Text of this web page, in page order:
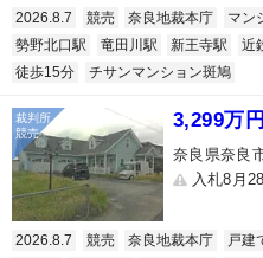
2026.8.7 競売 奈良地裁本庁 マン
勢野北口駅
竜田川駅 新王寺駅 近
徒歩15分
チサンマンション斑鳩
3,299万
奈良県奈良
入札8月
2026.8.7 競売 奈良地裁本庁 戸建